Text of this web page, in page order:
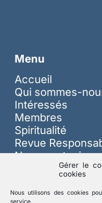
Gérer le
cookies
Nous utilisons des cookies
service.
Menu
Accueil
Qui sommes-
Intéressés
Membres
Spiritualité
Revue
Nous soutenir